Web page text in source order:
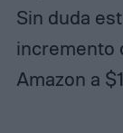
Sin duda
incremento
Amazon a